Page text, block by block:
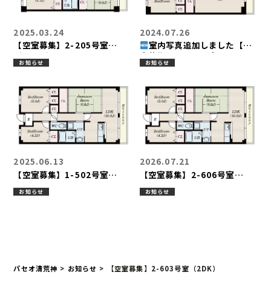
【空室募集】2-205号室
（3LDK）
2025.03.24
お知らせ
室内写真追加しました【空
室募集】1-906号室
（2LDK）
2024.07.26
お知らせ
【空室募集】1-502号室
（3LDK）
2025.06.13
お知らせ
【空室募集】2-606号室
（3LDK）
2026.07.21
お知らせ
パセオ清荒神 > お知らせ > 【空室募集】2-603号室（2DK）